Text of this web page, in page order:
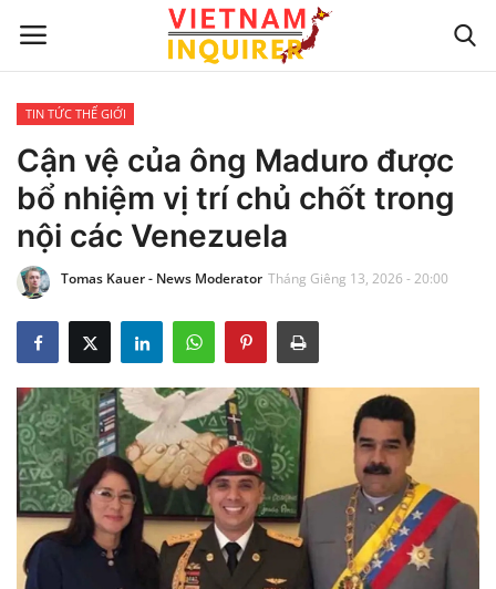
Trang chủ
Liên hệ
TIN TỨC THẾ GIỚI
CẬP NHẬT
CÔNG NGHỆ
SỰ GIẢI TRÍ
LỐI SỐNG
TIN TỨC THẾ GIỚI
Cận vệ của ông Maduro được
bổ nhiệm vị trí chủ chốt trong
nội các Venezuela
Tomas Kauer - News Moderator Tháng Giêng 13, 2026 - 20:00